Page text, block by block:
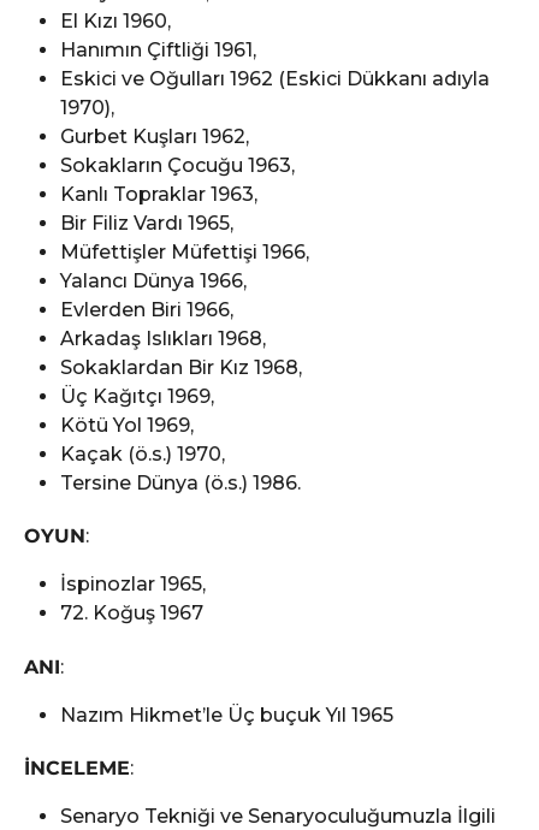
El Kızı 1960,
Hanımın Çiftliği 1961,
Eskici ve Oğulları 1962 (Eskici Dükkanı adıyla
1970),
Gurbet Kuşları 1962,
Sokakların Çocuğu 1963,
Kanlı Topraklar 1963,
Bir Filiz Vardı 1965,
Müfettişler Müfettişi 1966,
Yalancı Dünya 1966,
Evlerden Biri 1966,
Arkadaş Islıkları 1968,
Sokaklardan Bir Kız 1968,
Üç Kağıtçı 1969,
Kötü Yol 1969,
Kaçak (ö.s.) 1970,
Tersine Dünya (ö.s.) 1986.
OYUN:
İspinozlar 1965,
72. Koğuş 1967
ANI:
Nazım Hikmet’le Üç buçuk Yıl 1965
İNCELEME:
Senaryo Tekniği ve Senaryoculuğumuzla İlgili